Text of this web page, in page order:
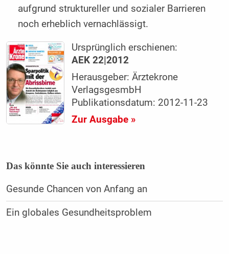
aufgrund struktureller und sozialer Barrieren
noch erheblich vernachlässigt.
Ursprünglich erschienen:
AEK 22|2012
Herausgeber: Ärztekrone
VerlagsgesmbH
Publikationsdatum: 2012-11-23
Zur Ausgabe »
Das könnte Sie auch interessieren
Gesunde Chancen von Anfang an
Ein globales Gesundheitsproblem